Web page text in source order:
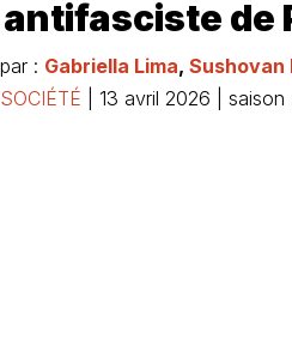
antifasciste de
par : Gabriella Lima, Sushovan
SOCIÉTÉ | 13 avril 2026 | saison